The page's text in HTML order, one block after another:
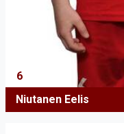
6
Niutanen Eelis